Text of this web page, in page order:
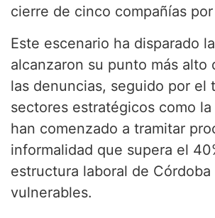
cierre de cinco compañías
Este escenario ha disparado
alcanzaron su punto más
las denuncias, seguido por el
sectores estratégicos como
han comenzado a tramitar
informalidad que supera el
estructura laboral de
vulnerables.